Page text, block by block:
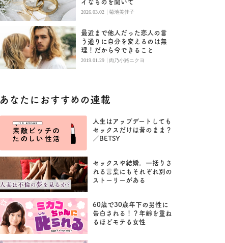
イなものを聞いて
2026.03.02 | 菊池美佳子
最近まで他人だった恋人の言
う通りに自分を変えるのは無
理！だから今できること
2019.01.29 | 肉乃小路ニクヨ
あなたにおすすめの連載
人生はアップデートしても
セックスだけは昔のまま？
／BETSY
セックスや結婚。一括りさ
れる言葉にもそれぞれ別の
ストーリーがある
60歳で30歳年下の男性に
告白される！？年齢を重ね
るほどモテる女性